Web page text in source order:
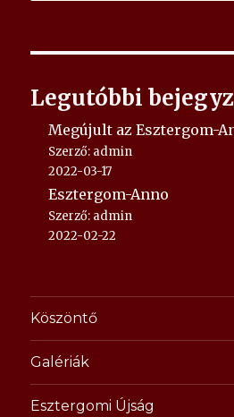
Legutóbbi
Megújult az Esztergom-
Szerző: admin
2022-03-17
Esztergom-Anno
Szerző: admin
2022-02-22
Köszöntő
Galériák
Esztergomi Újság